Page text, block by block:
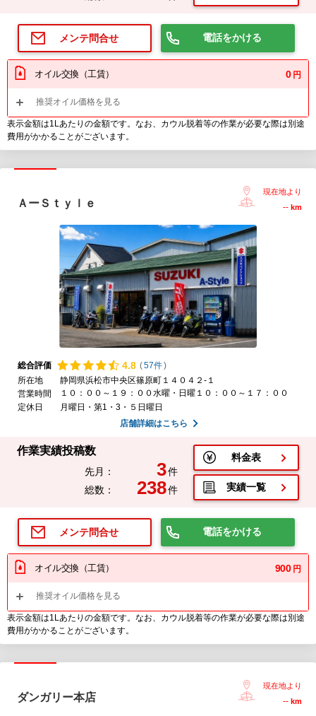
メンテ問合せ 電話をかける
オイル交換（工賃） 0 円
推奨オイル価格を見る
表示金額は1Lあたりの金額です。なお、カウル脱着等の作業が必要な際は別途
費用がかかることがございます。
ＡーＳｔｙｌｅ
現在地より
-- km
総合評価 4.8 (57件)
所在地
静岡県浜松市中央区篠原町１４０４２-１
営業時間
１０：００～１９：００水曜・日曜１０：００～１７：００
定休日
月曜日・第1・3・５日曜日
店舗詳細はこちら
作業実績投稿数
先月： 3件
総数：
238件
料金表
実績一覧
メンテ問合せ 電話をかける
オイル交換（工賃） 900 円
推奨オイル価格を見る
表示金額は1Lあたりの金額です。なお、カウル脱着等の作業が必要な際は別途
費用がかかることがございます。
ダンガリー本店
現在地より
-- km